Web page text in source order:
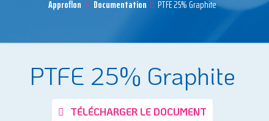
Approflon Documentation PTFE 25% Graphite
PTFE 25% Graphite
TÉLÉCHARGER LE DOCUMENT